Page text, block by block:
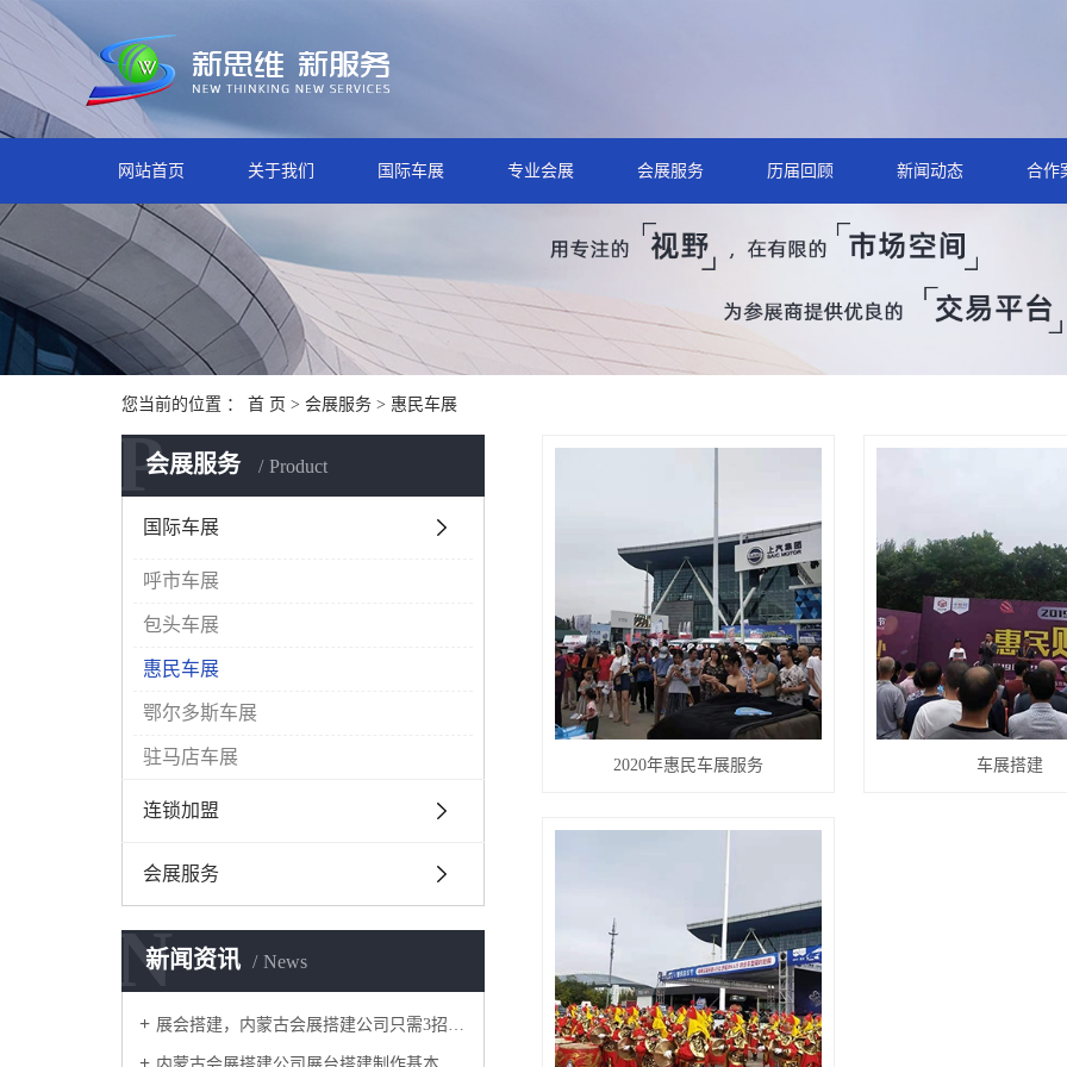
网站首页 关于我们 国际车展 专业会展 会展服务 历届回顾 新闻动态 合作
您当前的位置 ： 首 页 > 会展服务 > 惠民车展
会展服务 Product
P
国际车展
呼市车展
包头车展
惠民车展
鄂尔多斯车展
驻马店车展
连锁加盟
会展服务
新闻资讯 News
N
​展会搭建，内蒙古会展搭建公司只需3招，有效提高空间的利用率
2020年惠民车展服务 车展搭建